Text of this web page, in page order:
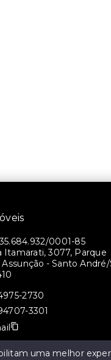
0001-85
Itamarati, 3077, Parque
Assunção - Santo André/
2730
3301
uma melhor